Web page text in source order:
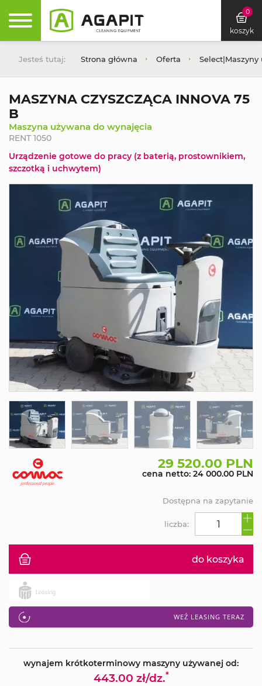
0
koszyk
Jesteś tutaj: Strona główna Oferta Select|Maszyny
MASZYNA CZYSZCZĄCA INNOVA 75
B
Maszyna używana do wynajęcia
RENT 1050
Urządzenie gotowe do pracy (z baterią, prostownikiem,
szczotką i uchwytem)
29 520.00 PLN
cena netto: 24 000.00 PLN
do koszyka
WEŹ LEASING TERAZ
liczba:
Dostępna na zapytanie
wynajem krótkoterminowy maszyny używanej od:
443.00 zł/dz.*